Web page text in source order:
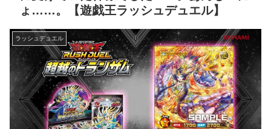
ょ……。【遊戯王ラッシュデュエル】
ラッシュデュエル